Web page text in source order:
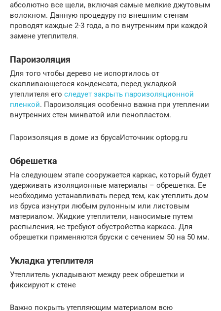
абсолютно все щели, включая самые мелкие джутовым
волокном. Данную процедуру по внешним стенам
проводят каждые 2-3 года, а по внутренним при каждой
замене утеплителя.
Пароизоляция
Для того чтобы дерево не испортилось от
скапливающегося конденсата, перед укладкой
утеплителя его следует закрыть пароизоляционной
пленкой. Пароизоляция особенно важна при утеплении
внутренних стен минватой или пенопластом.
Пароизоляция в доме из брусаИсточник optopg.ru
Обрешетка
На следующем этапе сооружается каркас, который будет
удерживать изоляционные материалы – обрешетка. Ее
необходимо устанавливать перед тем, как утеплить дом
из бруса изнутри любым рулонным или листовым
материалом. Жидкие утеплители, наносимые путем
распыления, не требуют обустройства каркаса. Для
обрешетки применяются бруски с сечением 50 на 50 мм.
Укладка утеплителя
Утеплитель укладывают между реек обрешетки и
фиксируют к стене
Важно покрыть утепляющим материалом всю